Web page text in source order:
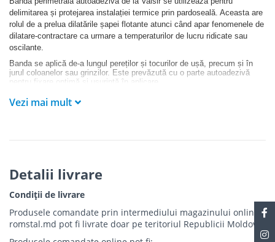
delimitarea și protejarea instalației termice prin pardoseală. Aceasta are
rolul de a prelua dilatările șapei flotante atunci când apar fenomenele de
dilatare-contractare ca urmare a temperaturilor de lucru ridicate sau
oscilante.
Banda se aplică de-a lungul pereților și tocurilor de ușă, precum și în
jurul coloanelor sau grinzilor. Este prevăzută cu o parte autoadezivă
pentru fixare optimă și ușurință în aplicare.
Vezi mai mult
Detalii livrare
Condiții de livrare
Produsele comandate prin intermediului magazinului online
romstal.md pot fi livrate doar pe teritoriul Republicii Moldova.